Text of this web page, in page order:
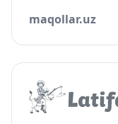
maqollar.uz